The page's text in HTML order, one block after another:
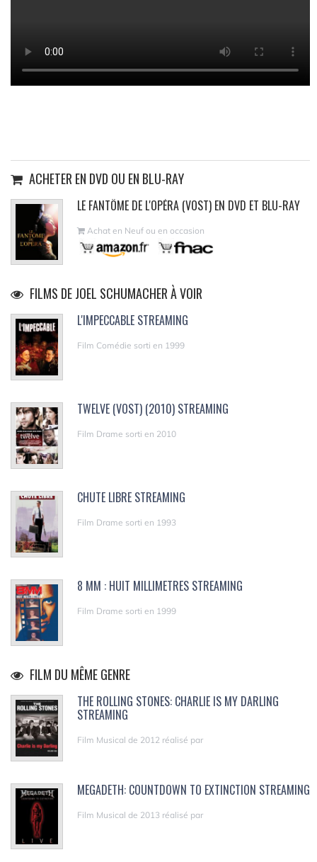
ACHETER EN DVD OU EN BLU-RAY
LE FANTÔME DE L'OPÉRA (VOST) EN DVD ET BLU-RAY
Achat en Neuf ou en occasion
FILMS DE JOEL SCHUMACHER À VOIR
L'IMPECCABLE STREAMING
Film Comédie sorti en 1999
TWELVE (VOST) (2010) STREAMING
Film Drame sorti en 2010
CHUTE LIBRE STREAMING
Film Drame sorti en 1993
8 MM : HUIT MILLIMETRES STREAMING
Film Drame sorti en 1999
FILM DU MÊME GENRE
THE ROLLING STONES: CHARLIE IS MY DARLING
STREAMING
Film Musical de 2012 réalisé par
MEGADETH: COUNTDOWN TO EXTINCTION STREAMING
Film Musical de 2013 réalisé par